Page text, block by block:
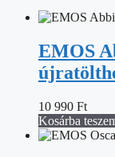
EMOS
10 990 Ft
Kosárba